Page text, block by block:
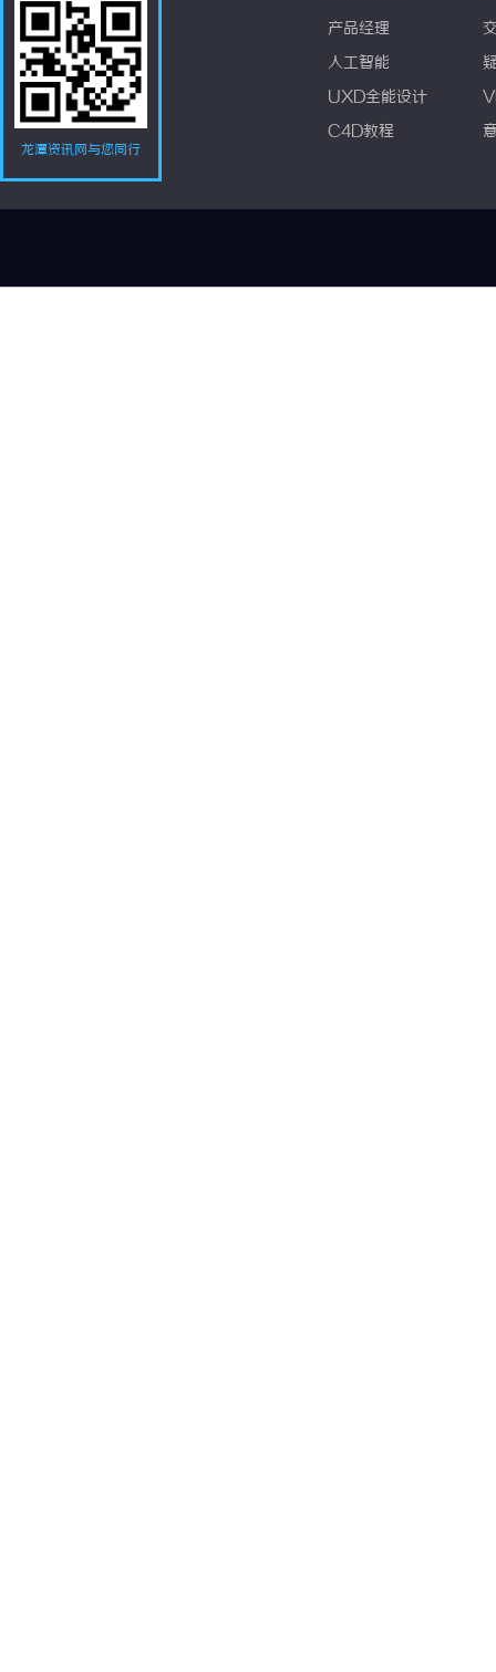
龙潭资讯网与您同行
产品经理
人工智能
UXD全能设计
C4D教程